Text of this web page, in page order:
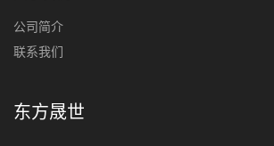
公司简介
联系我们
东方晟世